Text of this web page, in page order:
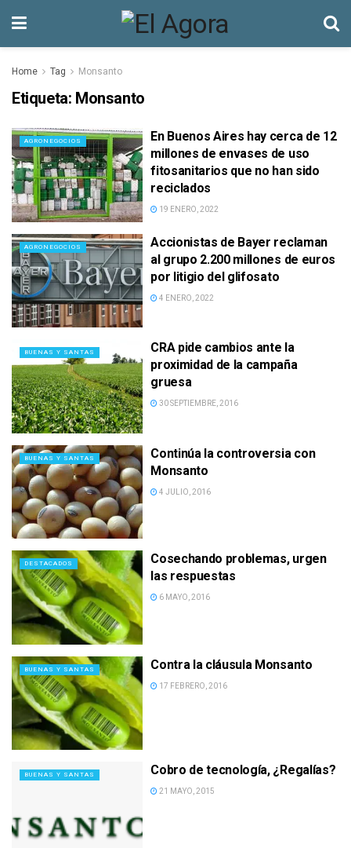
Home Tag Monsanto
Etiqueta: Monsanto
AGRONEGOCIOS
En Buenos Aires hay cerca de 12
millones de envases de uso
fitosanitarios que no han sido
reciclados
19 ENERO, 2022
AGRONEGOCIOS
Accionistas de Bayer reclaman
al grupo 2.200 millones de euros
por litigio del glifosato
4 ENERO, 2022
BUENAS Y SANTAS
CRA pide cambios ante la
proximidad de la campaña
gruesa
30 SEPTIEMBRE, 2016
BUENAS Y SANTAS
Continúa la controversia con
Monsanto
4 JULIO, 2016
DESTACADOS
Cosechando problemas, urgen
las respuestas
6 MAYO, 2016
BUENAS Y SANTAS Contra la cláusula Monsanto
17 FEBRERO, 2016
BUENAS Y SANTAS Cobro de tecnología, ¿Regalías?
21 MAYO, 2015